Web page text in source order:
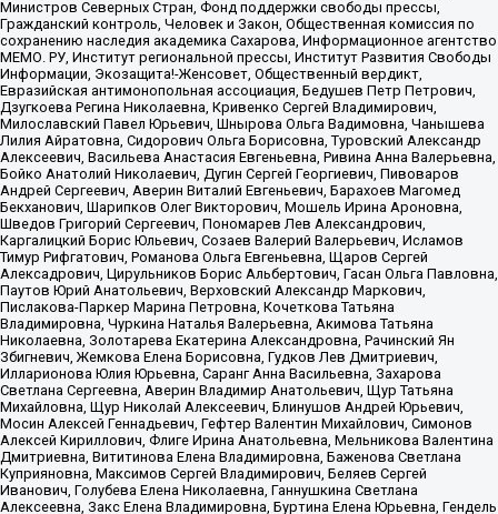
Министров Северных Стран, Фонд поддержки свободы прессы,
Гражданский контроль, Человек и Закон, Общественная комиссия по
сохранению наследия академика Сахарова, Информационное агентство
МЕМО. РУ, Институт региональной прессы, Институт Развития Свободы
Информации, Экозащита!-Женсовет, Общественный вердикт,
Евразийская антимонопольная ассоциация, Бедушев Петр Петрович,
Дзугкоева Регина Николаевна, Кривенко Сергей Владимирович,
Милославский Павел Юрьевич, Шнырова Ольга Вадимовна, Чанышева
Лилия Айратовна, Сидорович Ольга Борисовна, Туровский Александр
Алексеевич, Васильева Анастасия Евгеньевна, Ривина Анна Валерьевна,
Бойко Анатолий Николаевич, Дугин Сергей Георгиевич, Пивоваров
Андрей Сергеевич, Аверин Виталий Евгеньевич, Барахоев Магомед
Бекханович, Шарипков Олег Викторович, Мошель Ирина Ароновна,
Шведов Григорий Сергеевич, Пономарев Лев Александрович,
Каргалицкий Борис Юльевич, Созаев Валерий Валерьевич, Исламов
Тимур Рифгатович, Романова Ольга Евгеньевна, Щаров Сергей
Алексадрович, Цирульников Борис Альбертович, Гасан Ольга Павловна,
Паутов Юрий Анатольевич, Верховский Александр Маркович,
Пислакова-Паркер Марина Петровна, Кочеткова Татьяна
Владимировна, Чуркина Наталья Валерьевна, Акимова Татьяна
Николаевна, Золотарева Екатерина Александровна, Рачинский Ян
Збигневич, Жемкова Елена Борисовна, Гудков Лев Дмитриевич,
Илларионова Юлия Юрьевна, Саранг Анна Васильевна, Захарова
Светлана Сергеевна, Аверин Владимир Анатольевич, Щур Татьяна
Михайловна, Щур Николай Алексеевич, Блинушов Андрей Юрьевич,
Мосин Алексей Геннадьевич, Гефтер Валентин Михайлович, Симонов
Алексей Кириллович, Флиге Ирина Анатольевна, Мельникова Валентина
Дмитриевна, Вититинова Елена Владимировна, Баженова Светлана
Куприяновна, Максимов Сергей Владимирович, Беляев Сергей
Иванович, Голубева Елена Николаевна, Ганнушкина Светлана
Алексеевна, Закс Елена Владимировна, Буртина Елена Юрьевна, Гендель